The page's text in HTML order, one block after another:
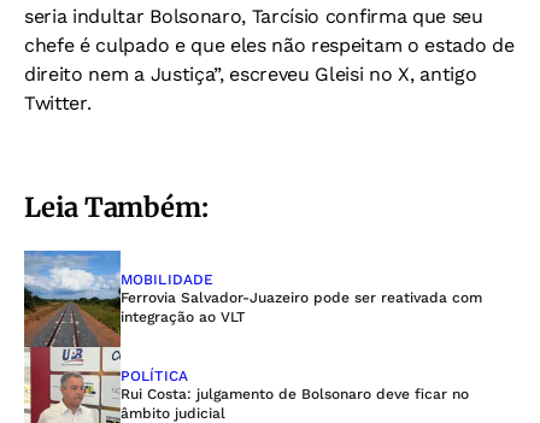
seria indultar Bolsonaro, Tarcísio confirma que seu
chefe é culpado e que eles não respeitam o estado de
direito nem a Justiça”, escreveu Gleisi no X, antigo
Twitter.
Leia Também:
MOBILIDADE
Ferrovia Salvador-Juazeiro pode ser reativada com
integração ao VLT
POLÍTICA
Rui Costa: julgamento de Bolsonaro deve ficar no
âmbito judicial